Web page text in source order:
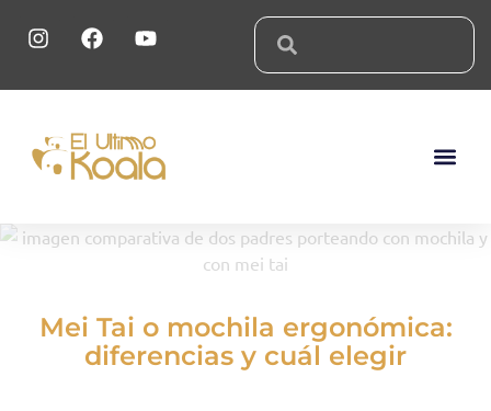
Mei Tai o mochila ergonómica:
diferencias y cuál elegir